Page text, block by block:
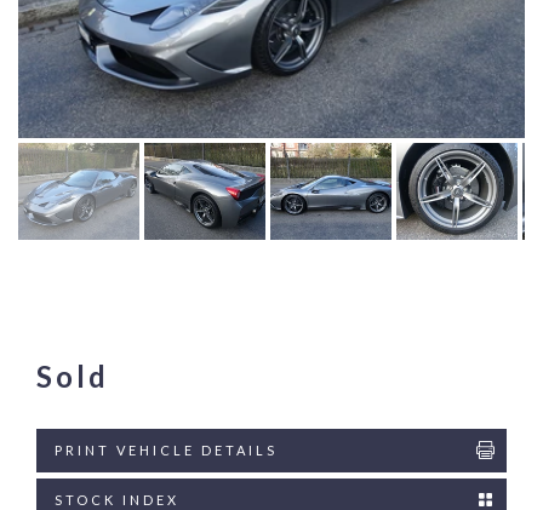
Sold
PRINT VEHICLE DETAILS
STOCK INDEX